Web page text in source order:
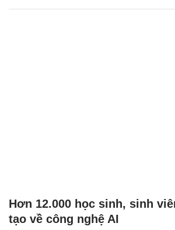
Hơn 12.000 học sinh, sinh
tạo về công nghệ AI